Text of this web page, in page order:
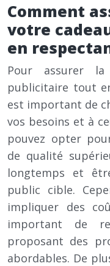
Comment
votre
en
Pour assurer
publicitaire tout
est important de
vos besoins et à
pouvez opter
de qualité
longtemps et
public cible.
impliquer des
important de
proposant des
abordables. De